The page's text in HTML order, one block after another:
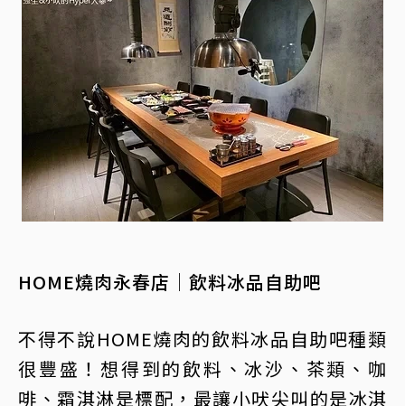
HOME燒肉永春店│飲料冰品自助吧
不得不說HOME燒肉的飲料冰品自助吧種類
很豐盛！想得到的飲料、冰沙、茶類、咖
啡、霜淇淋是標配，最讓小吠尖叫的是冰淇